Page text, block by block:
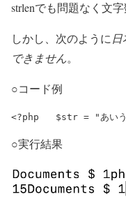
strlenでも問題なく文
しかし、次のように
できません。
○コード例
○実行結果